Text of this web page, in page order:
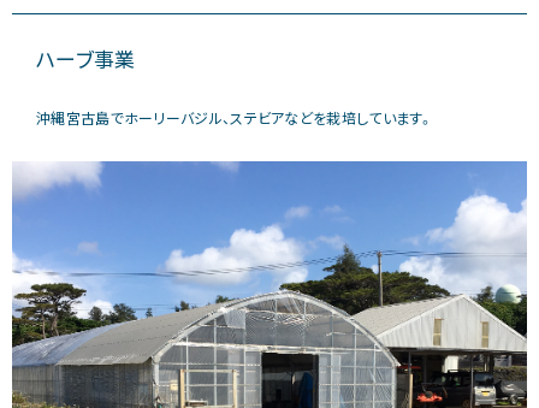
ハーブ事業
沖縄宮古島でホーリーバジル、ステビアなどを栽培しています。